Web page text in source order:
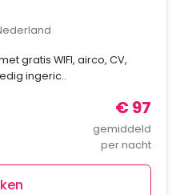
gratis WIFI, airco, CV,
ingeric..
€ 97
gemiddeld
per nacht